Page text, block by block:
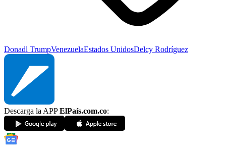
Donadl TrumpVenezuelaEstados UnidosDelcy Rodríguez
Descarga la APPElPaís.com.co: